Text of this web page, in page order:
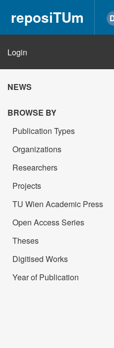
reposiTUm
Login
NEWS
BROWSE BY
Publication Types
Organizations
Researchers
Projects
TU Wien Academic Press
Open Access Series
Theses
Digitised Works
Year of Publication